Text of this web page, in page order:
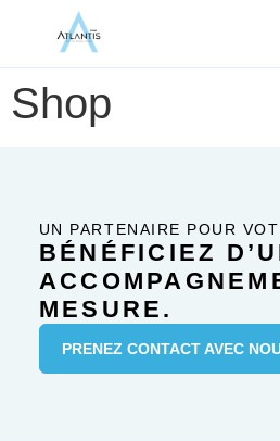
Shop
UN PARTENAIRE POUR
BÉNÉFICIEZ
MESURE.
PRENEZ CONTACT AVEC